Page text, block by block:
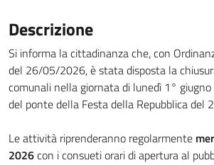
Descrizione
Si informa la cittadinanza che, con
del 26/05/2026, è stata disposta la
comunali nella giornata di lunedì 1°
del ponte della Festa della Repubblica del
Le attività riprenderanno regolarmente
2026con i consueti orari di apertura al